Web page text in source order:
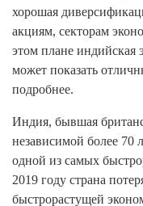
хорошая
акциям, секторам
этом плане индийская
может показать
подробнее.
Индия, бывшая
независимой более 70
одной из самых
2019 году страна
быстрорастущей